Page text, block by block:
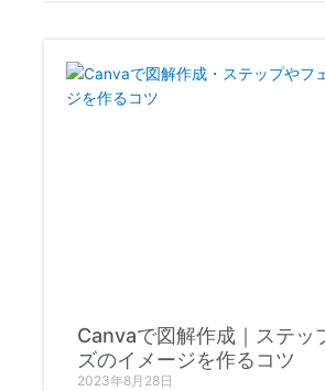
Canvaで図解作成｜ステッ
ズのイメージを作るコツ
2023年8月28日